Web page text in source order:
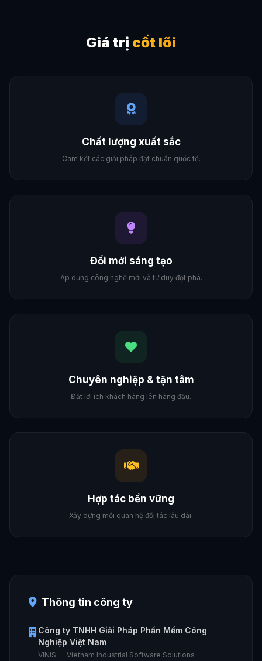
Giá trị cốt lõi
Chất lượng xuất sắc
Cam kết các giải pháp đạt chuẩn quốc tế.
Đổi mới sáng tạo
Áp dụng công nghệ mới và tư duy đột phá.
Chuyên nghiệp & tận tâm
Đặt lợi ích khách hàng lên hàng đầu.
Hợp tác bền vững
Xây dựng mối quan hệ đối tác lâu dài.
Thông tin công ty
Công ty TNHH Giải Pháp Phần Mềm Công
Nghiệp Việt Nam
VINIS — Vietnam Industrial Software Solutions